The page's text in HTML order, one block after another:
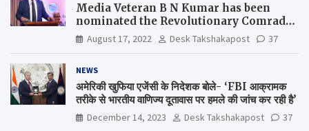
Media Veteran B N Kumar has been
nominated the Revolutionary Comrade
Shiv Varma Media Award 2022-23
August 17, 2022 Desk Takshakapost 37
NEWS
अमेरिकी खुफिया एजेंसी के निदेशक बोले- ‘FBI आक्रामक
तरीके से भारतीय वाणिज्य दूतावास पर हमले की जांच कर रही है’
December 14, 2023 Desk Takshakapost 37